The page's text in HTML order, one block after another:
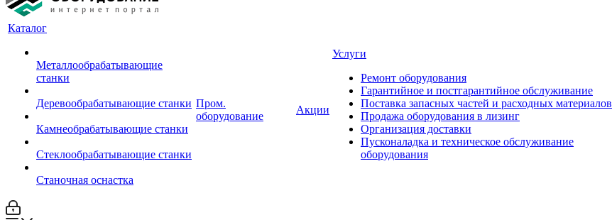
Каталог
Металлообрабатывающие
станки
Деревообрабатывающие станки
Камнеобрабатывающие станки
Стеклообрабатывающие станки
Станочная оснастка
Пром.
оборудование
Акции
Услуги
Ремонт оборудования
Гарантийное и постгарантийное обслуживание
Поставка запасных частей и расходных материалов
Продажа оборудования в лизинг
Организация доставки
Пусконаладка и техническое обслуживание
оборудования